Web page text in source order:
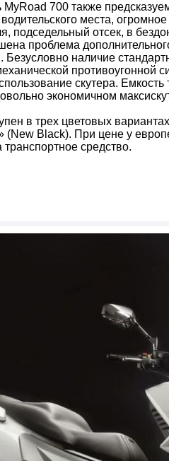
MyRoad 700 также
места,
подседельный отсек, в
проблема
Безусловно наличие
противоугонной
скутера.
экономичном
в трех цветовых
Black). При цене у
средство.